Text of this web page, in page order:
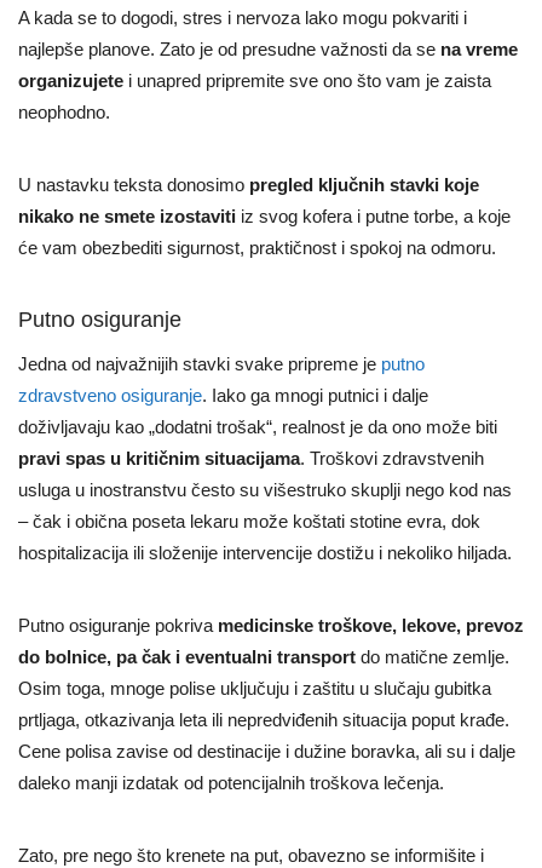
A kada se to dogodi, stres i nervoza lako mogu pokvariti i
najlepše planove. Zato je od presudne važnosti da se na vreme
organizujete i unapred pripremite sve ono što vam je zaista
neophodno.
U nastavku teksta donosimo pregled ključnih stavki koje
nikako ne smete izostaviti iz svog kofera i putne torbe, a koje
će vam obezbediti sigurnost, praktičnost i spokoj na odmoru.
Putno osiguranje
Jedna od najvažnijih stavki svake pripreme je putno
zdravstveno osiguranje. Iako ga mnogi putnici i dalje
doživljavaju kao „dodatni trošak“, realnost je da ono može biti
pravi spas u kritičnim situacijama. Troškovi zdravstvenih
usluga u inostranstvu često su višestruko skuplji nego kod nas
– čak i obična poseta lekaru može koštati stotine evra, dok
hospitalizacija ili složenije intervencije dostižu i nekoliko hiljada.
Putno osiguranje pokriva medicinske troškove, lekove, prevoz
do bolnice, pa čak i eventualni transport do matične zemlje.
Osim toga, mnoge polise uključuju i zaštitu u slučaju gubitka
prtljaga, otkazivanja leta ili nepredviđenih situacija poput krađe.
Cene polisa zavise od destinacije i dužine boravka, ali su i dalje
daleko manji izdatak od potencijalnih troškova lečenja.
Zato, pre nego što krenete na put, obavezno se informišite i